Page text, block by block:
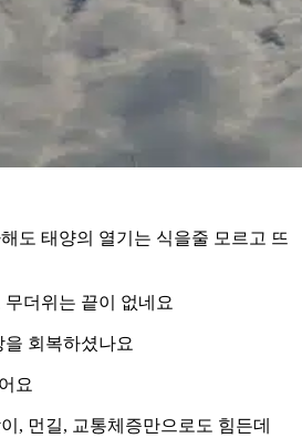
도 태양의 열기는 식을줄 모르고 뜨
더위는 끝이 없네요
회복하셨나요
요
, 먼길, 교통체증만으로도 힘든데